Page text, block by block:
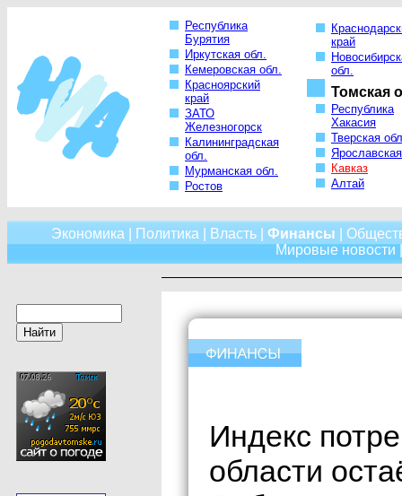
Республика
Бурятия
Иркутская обл.
Кемеровская обл.
Красноярский
край
ЗАТО
Железногорск
Калининградская
обл.
Мурманская обл.
Ростов
край
обл.
Томская
Республика
Хакасия
Тверская
Кавказ
Алтай
Экономика Политика Власть| Финансы
Мировые новости
Индекс
области